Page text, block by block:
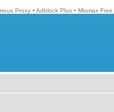
Proxy • Adblock Plus • Mixmax Free